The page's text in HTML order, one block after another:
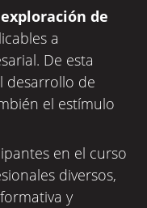
exploración de
a
De esta
desarrollo de
el estímulo
en el curso
diversos,
y